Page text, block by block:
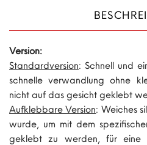
Version:
Standardversion: Schnell und
schnelle verwandlung ohne
nicht auf das gesicht geklebt
Aufklebbare Version: Weiches
wurde, um mit dem
geklebt zu werden, für eine